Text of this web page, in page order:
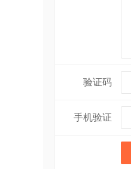
验证码
手机验证